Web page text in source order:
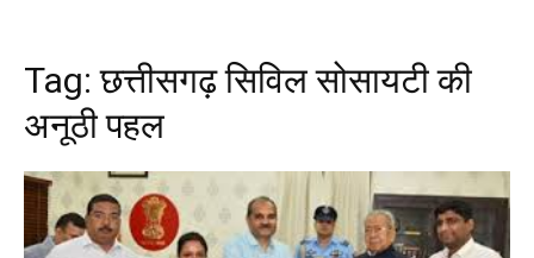
Tag:छत्तीसगढ़ सिविल सोसायटी की
अनूठी पहल